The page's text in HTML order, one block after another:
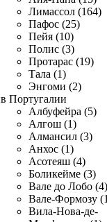
Лимассол (164)
Пафос (25)
Пейя (10)
Полис (3)
Протарас (19)
Тала (1)
Энгоми (2)
в Португалии
Албуфейра (5)
Алгош (1)
Алмансил (3)
Анхос (1)
Асотеяш (4)
Боликейме (3)
Вале до Лобо (4)
Вале-Формозу
Вила-Нова-де-